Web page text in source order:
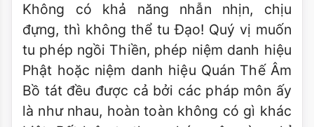
Không có khả năng nhẫn nhịn, chịu
đựng, thì không thể tu Ðạo! Quý vị muốn
tu phép ngồi Thiền, phép niệm danh hiệu
Phật hoặc niệm danh hiệu Quán Thế Âm
Bồ tát đều được cả bởi các pháp môn ấy
là như nhau, hoàn toàn không có gì khác